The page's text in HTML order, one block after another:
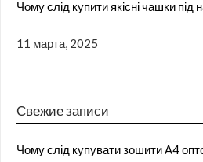
Чому слід купити якісні чашки під
11 марта, 2025
Свежие записи
Чому слід купувати зошити А4